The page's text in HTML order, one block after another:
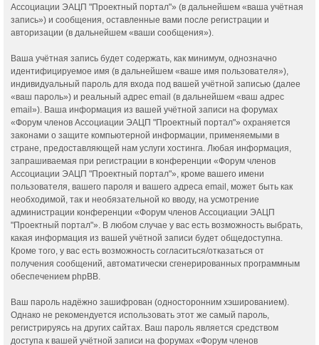
Ассоциации ЭАЦП "Проектный портал"» (в дальнейшем «ваша учётная
запись») и сообщения, оставленные вами после регистрации и
авторизации (в дальнейшем «ваши сообщения»).
Ваша учётная запись будет содержать, как минимум, однозначно
идентифицируемое имя (в дальнейшем «ваше имя пользователя»),
индивидуальный пароль для входа под вашей учётной записью (далее
«ваш пароль») и реальный адрес email (в дальнейшем «ваш адрес
email»). Ваша информация из вашей учётной записи на форумах
«Форум членов Ассоциации ЭАЦП "Проектный портал"» охраняется
законами о защите компьютерной информации, применяемыми в
стране, предоставляющей нам услуги хостинга. Любая информация,
запрашиваемая при регистрации в конференции «Форум членов
Ассоциации ЭАЦП "Проектный портал"», кроме вашего имени
пользователя, вашего пароля и вашего адреса email, может быть как
необходимой, так и необязательной ко вводу, на усмотрение
администрации конференции «Форум членов Ассоциации ЭАЦП
"Проектный портал"». В любом случае у вас есть возможность выбрать,
какая информация из вашей учётной записи будет общедоступна.
Кроме того, у вас есть возможность согласиться/отказаться от
получения сообщений, автоматически сгенерированных программным
обеспечением phpBB.
Ваш пароль надёжно зашифрован (односторонним хэшированием).
Однако не рекомендуется использовать этот же самый пароль,
регистрируясь на других сайтах. Ваш пароль является средством
доступа к вашей учётной записи на форумах «Форум членов